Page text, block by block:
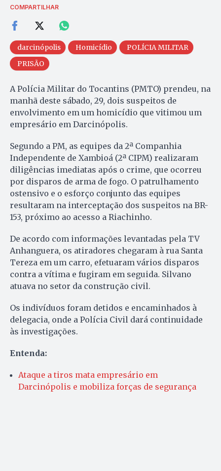
COMPARTILHAR
darcinópolis Homicídio
POLÍCIA MILITAR
PRISÃO
A Polícia Militar do Tocantins (PMTO) prendeu, na
manhã deste sábado, 29, dois suspeitos de
envolvimento em um homicídio que vitimou um
empresário em Darcinópolis.
Segundo a PM, as equipes da 2ª Companhia
Independente de Xambioá (2ª CIPM) realizaram
diligências imediatas após o crime, que ocorreu
por disparos de arma de fogo. O patrulhamento
ostensivo e o esforço conjunto das equipes
resultaram na interceptação dos suspeitos na BR-
153, próximo ao acesso a Riachinho.
De acordo com informações levantadas pela TV
Anhanguera, os atiradores chegaram à rua Santa
Tereza em um carro, efetuaram vários disparos
contra a vítima e fugiram em seguida. Silvano
atuava no setor da construção civil.
Os indivíduos foram detidos e encaminhados à
delegacia, onde a Polícia Civil dará continuidade
às investigações.
Entenda:
Ataque a tiros mata empresário em
Darcinópolis e mobiliza forças de segurança